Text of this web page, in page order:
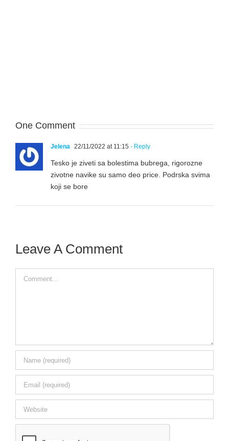
One Comment
Jelena 22/11/2022 at 11:15 - Reply
Tesko je ziveti sa bolestima bubrega, rigorozne
zivotne navike su samo deo price. Podrska svima
koji se bore
Leave A Comment